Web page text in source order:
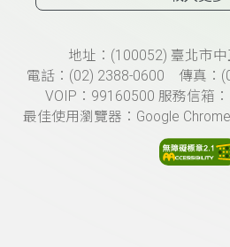
頁尾資訊地址：(100052) 臺北市
電話：(02) 2388-0600 傳真：
VOIP：99160500 服務信箱
最佳使用瀏覽器：Google